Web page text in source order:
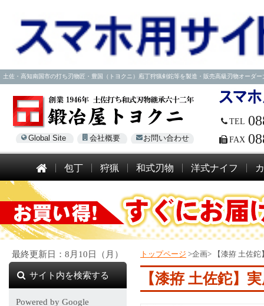
土佐・高知南国市の打ち刃物匠・豊国（トヨクニ）庖丁狩猟剣鉈等を製造・販売高級刃物オーダ
Global Site 会社概要 お問い合わせ
TEL
FAX
包丁 狩猟 和式刃物 洋式ナイフ
トップページ >企画> 【漆拵 土佐
【漆拵 土佐鉈】
最終更新日：8月10日（月）
サイト内を検索する
Powered by Google